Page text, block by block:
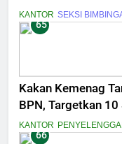
Tantangan di Era
KANTOR SEKSI
65
Kakan Kemenag
BPN, Targetkan
KANTOR
66